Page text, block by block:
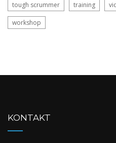
tough scrummer training
workshop
KONTAKT